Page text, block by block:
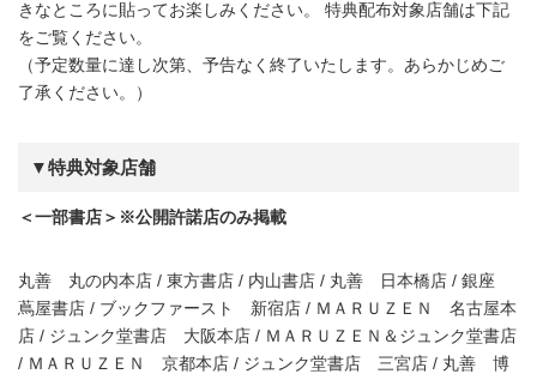
きなところに貼ってお楽しみください。 特典配布対象店舗は下記
をご覧ください。
（予定数量に達し次第、予告なく終了いたします。あらかじめご
了承ください。）
▼特典対象店舗
＜一部書店＞※公開許諾店のみ掲載
丸善 丸の内本店 / 東方書店 / 内山書店 / 丸善 日本橋店 / 銀座
蔦屋書店 / ブックファースト 新宿店 / ＭＡＲＵＺＥＮ 名古屋本
店 / ジュンク堂書店 大阪本店 / ＭＡＲＵＺＥＮ＆ジュンク堂書店
/ ＭＡＲＵＺＥＮ 京都本店 / ジュンク堂書店 三宮店 / 丸善 博